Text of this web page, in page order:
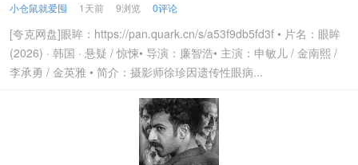
小仓鼠就爱囤 1天前 9浏览 0评论
[夸克网盘]眼眸：https://pan.quark.cn/s/a53f9db5fd3f • 片名：眼眸
(2026) · 韩国 · 悬疑 / 惊悚• 导演：廉智浩• 主演：申敏儿 / 金南熙 /
李承勇 / 金英雅 • 简介：摄影师徐珍因遗传性眼病...